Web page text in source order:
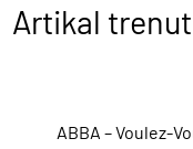
Artikal
ABBA – Voulez-